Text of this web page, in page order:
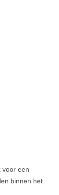
voor een
binnen het